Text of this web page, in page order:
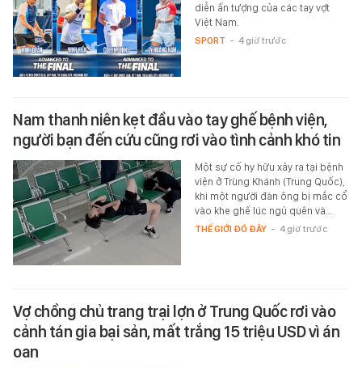
diễn ấn tượng của các tay vợt
Việt Nam.
SPORT - 4 giờ trước
Nam thanh niên kẹt đầu vào tay ghế bệnh viện,
người bạn đến cứu cũng rơi vào tình cảnh khó tin
Một sự cố hy hữu xảy ra tại bệnh
viện ở Trùng Khánh (Trung Quốc),
khi một người đàn ông bị mắc cổ
vào khe ghế lúc ngủ quên và…
THẾ GIỚI ĐÓ ĐÂY - 4 giờ trước
Vợ chồng chủ trang trại lợn ở Trung Quốc rơi vào
cảnh tán gia bại sản, mất trắng 15 triệu USD vì án
oan